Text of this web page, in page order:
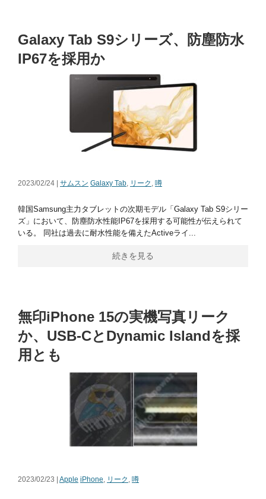
Galaxy Tab S9シリーズ、防塵防水
IP67を採用か
2023/02/24 | サムスン Galaxy Tab, リーク , 噂
韓国Samsung主力タブレットの次期モデル「Galaxy Tab S9シリー
ズ」において、防塵防水性能IP67を採用する可能性が伝えられて
いる。 同社は過去に耐水性能を備えたActiveライ...
続きを見る
無印iPhone 15の実機写真リーク
か、USB-CとDynamic Islandを採
用とも
2023/02/23 | Apple iPhone, リーク , 噂